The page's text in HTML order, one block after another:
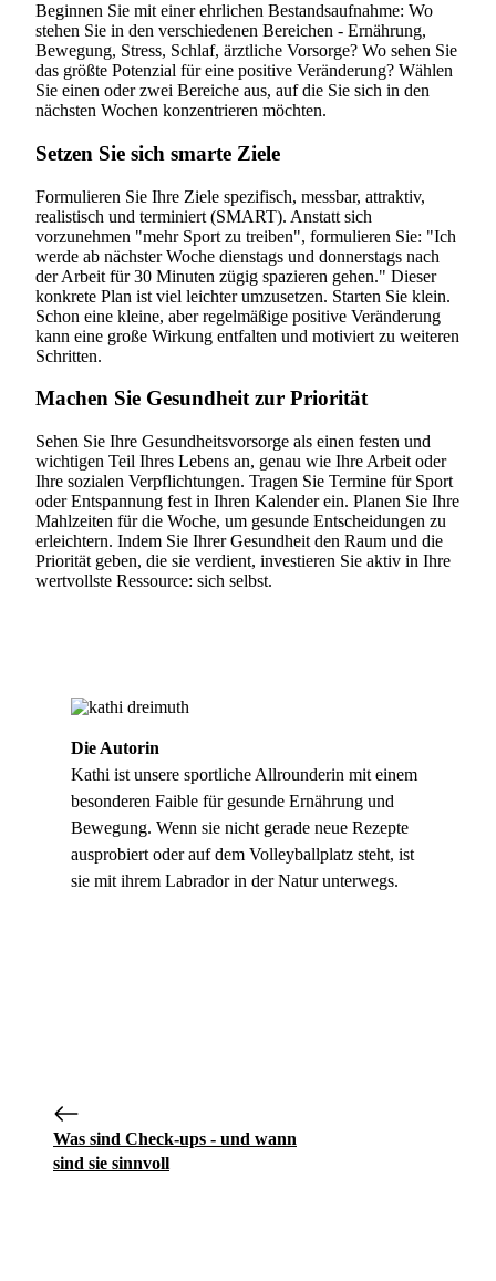
Beginnen Sie mit einer ehrlichen Bestandsaufnahme: Wo
stehen Sie in den verschiedenen Bereichen - Ernährung,
Bewegung, Stress, Schlaf, ärztliche Vorsorge? Wo sehen Sie
das größte Potenzial für eine positive Veränderung? Wählen
Sie einen oder zwei Bereiche aus, auf die Sie sich in den
nächsten Wochen konzentrieren möchten.
Setzen Sie sich smarte Ziele
Formulieren Sie Ihre Ziele spezifisch, messbar, attraktiv,
realistisch und terminiert (SMART). Anstatt sich
vorzunehmen "mehr Sport zu treiben", formulieren Sie: "Ich
werde ab nächster Woche dienstags und donnerstags nach
der Arbeit für 30 Minuten zügig spazieren gehen." Dieser
konkrete Plan ist viel leichter umzusetzen. Starten Sie klein.
Schon eine kleine, aber regelmäßige positive Veränderung
kann eine große Wirkung entfalten und motiviert zu weiteren
Schritten.
Machen Sie Gesundheit zur Priorität
Sehen Sie Ihre Gesundheitsvorsorge als einen festen und
wichtigen Teil Ihres Lebens an, genau wie Ihre Arbeit oder
Ihre sozialen Verpflichtungen. Tragen Sie Termine für Sport
oder Entspannung fest in Ihren Kalender ein. Planen Sie Ihre
Mahlzeiten für die Woche, um gesunde Entscheidungen zu
erleichtern. Indem Sie Ihrer Gesundheit den Raum und die
Priorität geben, die sie verdient, investieren Sie aktiv in Ihre
wertvollste Ressource: sich selbst.
Die Autorin
Kathi ist unsere sportliche Allrounderin mit einem
besonderen Faible für gesunde Ernährung und
Bewegung. Wenn sie nicht gerade neue Rezepte
ausprobiert oder auf dem Volleyballplatz steht, ist
sie mit ihrem Labrador in der Natur unterwegs.
Was sind Check-ups - und wann
sind sie sinnvoll